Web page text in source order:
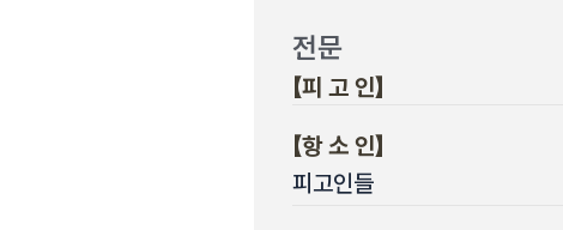
전문
【피 고 인】
【항 소 인】
피고인들